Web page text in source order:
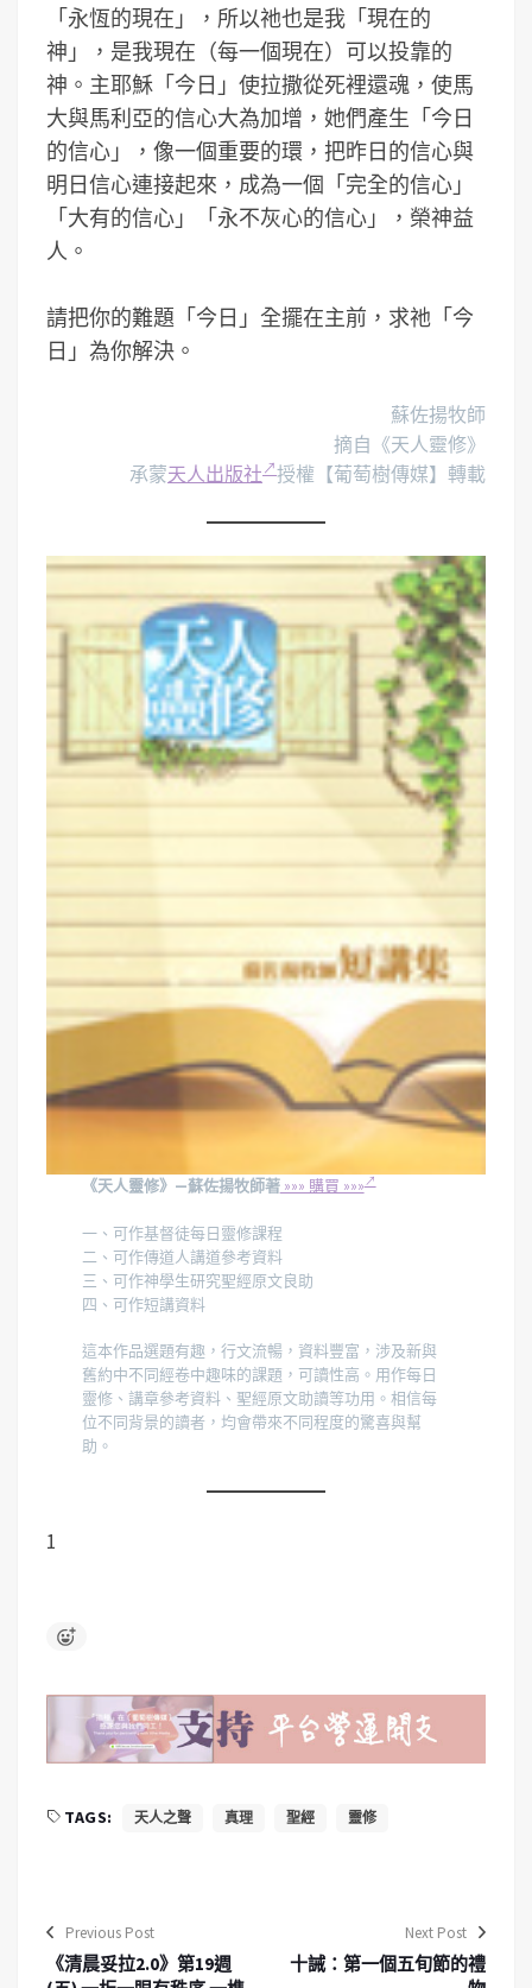
「永恆的現在」，所以祂也是我「現在的
神」，是我現在（每一個現在）可以投靠的
神。主耶穌「今日」使拉撒從死裡還魂，使馬
大與馬利亞的信心大為加增，她們產生「今日
的信心」，像一個重要的環，把昨日的信心與
明日信心連接起來，成為一個「完全的信心」
「大有的信心」「永不灰心的信心」，榮神益
人。
請把你的難題「今日」全擺在主前，求祂「今
日」為你解決。
蘇佐揚牧師
摘自《天人靈修》
承蒙天人出版社 授權【葡萄樹傳媒】轉載
《天人靈修》—蘇佐揚牧師著»»» 購買 »»»
一、可作基督徒每日靈修課程
二、可作傳道人講道參考資料
三、可作神學生研究聖經原文良助
四、可作短講資料
這本作品選題有趣，行文流暢，資料豐富，涉及新與
舊約中不同經卷中趣味的課題，可讀性高。用作每日
靈修、講章參考資料、聖經原文助讀等功用。相信每
位不同背景的讀者，均會帶來不同程度的驚喜與幫
助。
1
TAGS: 天人之聲 真理 聖經 靈修
Previous Post
《清晨妥拉2.0》第19週
Next Post
十誡：第一個五旬節的禮